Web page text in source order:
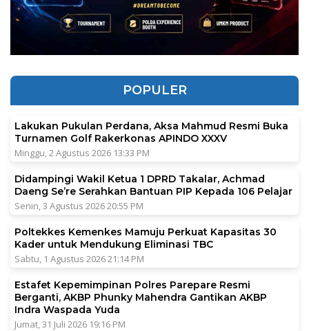
POPULER
Lakukan Pukulan Perdana, Aksa Mahmud Resmi Buka
Turnamen Golf Rakerkonas APINDO XXXV
Minggu, 2 Agustus 2026 13:33 PM
Didampingi Wakil Ketua 1 DPRD Takalar, Achmad
Daeng Se’re Serahkan Bantuan PIP Kepada 106 Pelajar
Senin, 3 Agustus 2026 20:55 PM
Poltekkes Kemenkes Mamuju Perkuat Kapasitas 30
Kader untuk Mendukung Eliminasi TBC
Sabtu, 1 Agustus 2026 21:14 PM
Estafet Kepemimpinan Polres Parepare Resmi
Berganti, AKBP Phunky Mahendra Gantikan AKBP
Indra Waspada Yuda
Jumat, 31 Juli 2026 19:16 PM